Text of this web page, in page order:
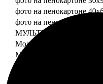
фото на пенокартоне
фото на пенокартоне
МУЛЬТИПЕНОКАРТОН
Модульный пенокартон
Модульный пенокартон